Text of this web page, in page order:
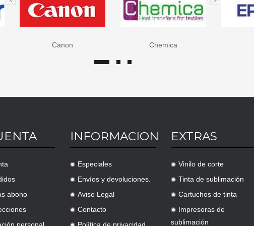
Canon Chemica
abono
INFORMACION
.
Especiales
.
Envíos y devoluciones.
.
Aviso Legal
.
Contacto
EXTRAS
.
Vinilo de corte
.
Tinta de sublimación
.
Cartuchos de tinta
.
Impresoras de
sublimación